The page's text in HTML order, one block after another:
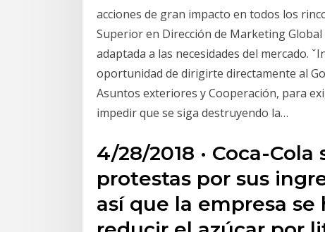
acciones de gran impacto en todos los
Superior en Dirección de Marketing
adaptada a las necesidades del mercado.
oportunidad de dirigirte directamente al
Asuntos exteriores y Cooperación, para
impedir que se siga destruyendo la…
4/28/2018 · Coca-
protestas por sus
así­ que la empresa